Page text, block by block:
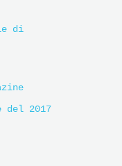
di
2017